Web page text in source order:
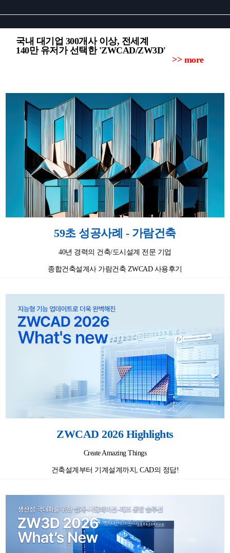
국내 대기업 300개사 이상, 전세계
140만 유저가 선택한 'ZWCAD/ZW3D'
>> more
59초 성공사례 - 가람건축
40년 경력의 건축/도시설계 전문 기업
종합건축설계사 가람건축 ZWCAD 사용후기
ZWCAD 2026 Highlights
Create Amazing Things
건축설계부터 기계설계까지, CAD의 정답!